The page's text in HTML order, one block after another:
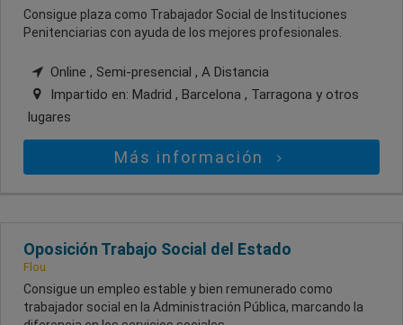
Consigue plaza como Trabajador Social de Instituciones
Penitenciarias con ayuda de los mejores profesionales.
Online , Semi-presencial , A Distancia
Impartido en: Madrid , Barcelona , Tarragona y otros
lugares
Más información
Oposición Trabajo Social del Estado
Flou
Consigue un empleo estable y bien remunerado como
trabajador social en la Administración Pública, marcando la